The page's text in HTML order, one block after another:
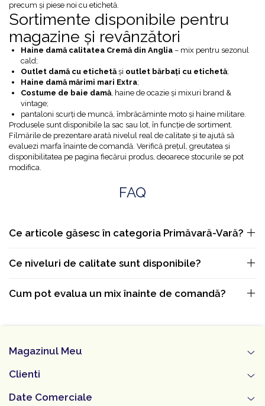
precum și piese noi cu etichetă.
Sortimente disponibile pentru
magazine și revânzători
Haine damă calitatea Cremă din Anglia – mix pentru sezonul
cald;
Outlet damă cu etichetă și outlet bărbați cu etichetă;
Haine damă mărimi mari Extra;
Costume de baie damă, haine de ocazie și mixuri brand &
vintage;
pantaloni scurți de muncă, îmbrăcăminte moto și haine militare.
Produsele sunt disponibile la sac sau lot, în funcție de sortiment.
Filmările de prezentare arată nivelul real de calitate și te ajută să
evaluezi marfa înainte de comandă. Verifică prețul, greutatea și
disponibilitatea pe pagina fiecărui produs, deoarece stocurile se pot
modifica.
FAQ
Ce articole găsesc în categoria Primăvară-Vară?
Ce niveluri de calitate sunt disponibile?
Cum pot evalua un mix înainte de comandă?
Magazinul Meu
Clienti
Date Comerciale